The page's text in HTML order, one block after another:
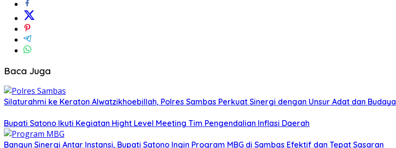
Baca Juga
Silaturahmi ke Keraton Alwatzikhoebillah, Polres Sambas Perkuat Sinergi dengan Unsur Adat dan Budaya
Bupati Satono Ikuti Kegiatan Hight Level Meeting Tim Pengendalian Inflasi Daerah
Bangun Sinergi Antar Instansi, Bupati Satono Ingin Program MBG di Sambas Efektif dan Tepat Sasaran